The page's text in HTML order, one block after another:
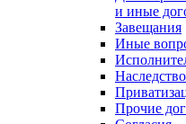
и иные
Завещания
Иные
Наследство
Прочие